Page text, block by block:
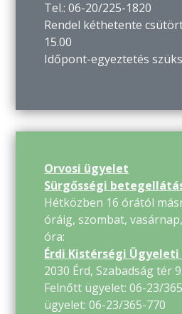
Tel.: 06-20/225-1820
Rendel kéthetente
15.00
Időpont-egyeztetés
Orvosi ügyelet
Sürgősségi
Hétközben 16 órától
óráig, szombat,
óra:
Érdi Kistérségi
2030 Érd, Szabadság tér 9.
Felnőtt ügyelet: 06-23/
ügyelet: 06-23/365-770